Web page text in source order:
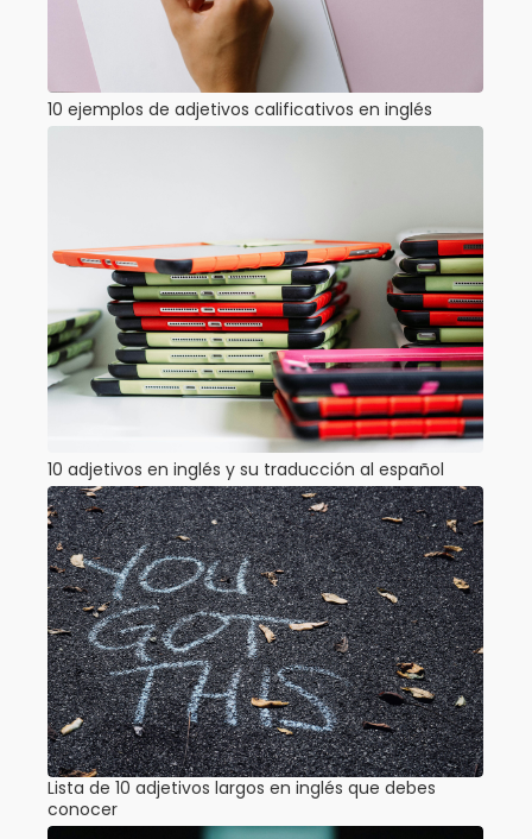
10 ejemplos de adjetivos calificativos en inglés
10 adjetivos en inglés y su traducción al español
Lista de 10 adjetivos largos en inglés que debes
conocer